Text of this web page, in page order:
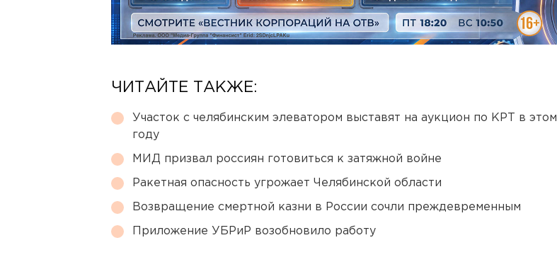
ЧИТАЙТЕ ТАКЖЕ:
Участок с челябинским элеватором выставят на аукцион по КРТ в этом
году
МИД призвал россиян готовиться к затяжной войне
Ракетная опасность угрожает Челябинской области
Возвращение смертной казни в России сочли преждевременным
Приложение УБРиР возобновило работу